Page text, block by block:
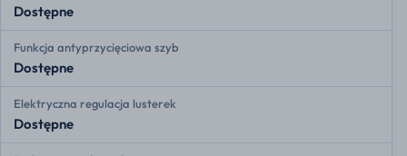
Dostępne
Funkcja antyprzycięciowa szyb
Dostępne
Elektryczna regulacja lusterek
Dostępne